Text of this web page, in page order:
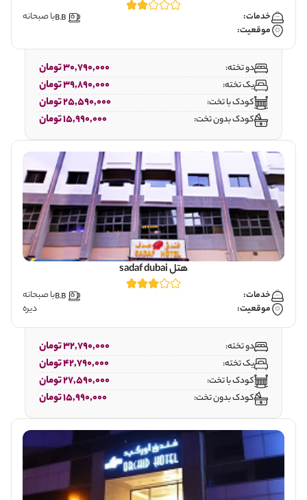
خدمات:
با صبحانه
موقعیت:
دو تخته: 30,790,000 تومان
یک تخته: 39,890,000 تومان
کودک با تخت: 25,590,000 تومان
کودک بدون تخت: 15,990,000 تومان
هتل sadaf dubai
خدمات:
با صبحانه
موقعیت:
دیره
دو تخته: 32,790,000 تومان
یک تخته: 42,790,000 تومان
کودک با تخت: 27,590,000 تومان
کودک بدون تخت: 15,990,000 تومان